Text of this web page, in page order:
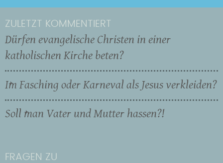
ZULETZT KOMMENTIERT
Dürfen evangelische Christen in einer
katholischen Kirche beten?
Im Fasching oder Karneval als Jesus verkleiden?
Soll man Vater und Mutter hassen?!
FRAGEN ZU